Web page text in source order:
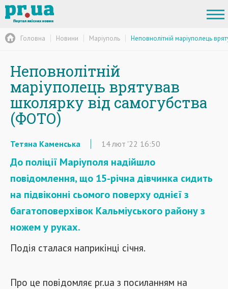
Головна Новини Маріуполь Неповнолітній маріуполець
Неповнолітній
маріуполець врятував
школярку від самогубства
(ФОТО)
Тетяна Каменська 14лют '22 16:50
До поліції Маріуполя надійшло
повідомлення, що 15-річна дівчинка сидить
на підвіконні сьомого поверху однієї з
багатоповерхівок Кальміуського району з
ножем у руках.
Подія сталася наприкінці січня.
Про це повідомляє pr.ua з посиланням на